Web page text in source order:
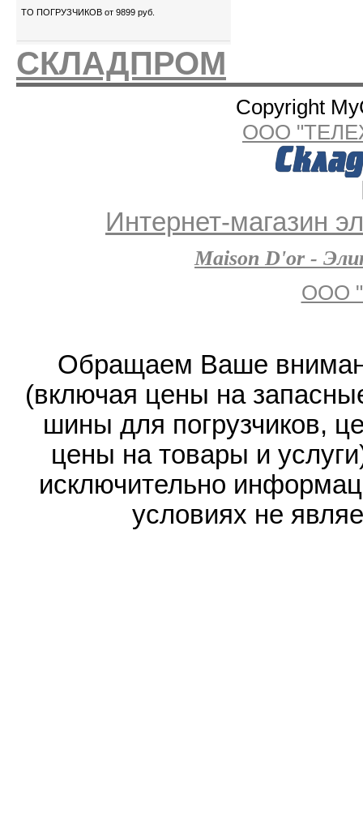
ТО ПОГРУЗЧИКОВ от 9899 руб.
СКЛАДПРОМ
Copyright
ООО
Интернет-магазин
Maison D'or -
ООО
Обращаем Ваше
(включая цены на
шины для погрузчиков,
цены на товары и
исключительно
условиях не